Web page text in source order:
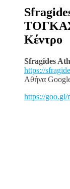
ΤΟΓΚΑΣ
Κέντρο
Sfragides
https://
Αθήνα
https://